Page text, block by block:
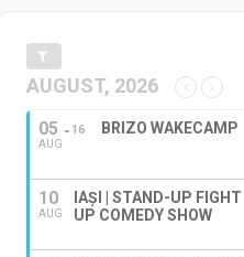
AUGUST, 2026
05
AUG
16 BRIZO WAKECAMP
10
AUG
IAȘI | STAND-UP
UP COMEDY SHOW